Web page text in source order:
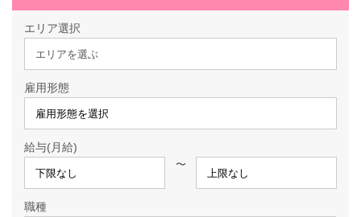
エリア選択
エリアを選ぶ
雇用形態
給与(月給)
〜
職種